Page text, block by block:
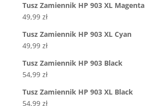
Tusz Zamiennik HP 903 XL Magenta
49,99 zł
Tusz Zamiennik HP 903 XL Cyan
49,99 zł
Tusz Zamiennik HP 903 Black
54,99 zł
Tusz Zamiennik HP 903 XL Black
54,99 zł